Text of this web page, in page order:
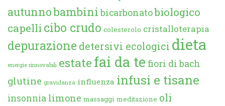
autunnobambini bicarbonatobiologico
capelli cibo crudo colesterolo cristalloterapia
depurazione detersivi ecologici dieta
energie rinnovabili estate fai da te fiori di bach
glutine gravidanza influenza infusi e tisane
insonnia limone massaggi meditazione oli